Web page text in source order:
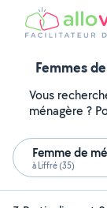
Femmes
Vous
ménagère ?
Femme de
à Liffré (35)